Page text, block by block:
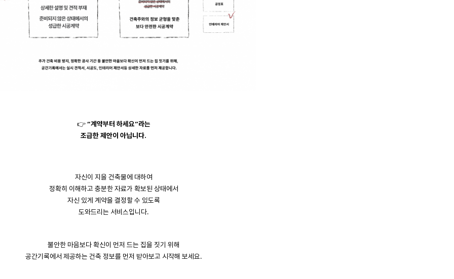
👉“계약부터 하세요”라는
조급한 제안이 아닙니다.
자신이 지을 건축물에 대하여
정확히 이해하고 충분한 자료가 확보된 상태에서
자신 있게 계약을 결정할 수 있도록
도와드리는 서비스입니다.
불안한 마음보다 확신이 먼저 드는 집을 짓기 위해
공간기록에서 제공하는 건축 정보를 먼저 받아보고 시작해 보세요.